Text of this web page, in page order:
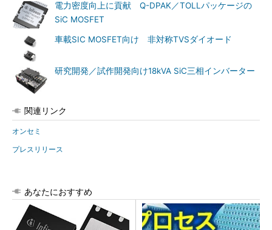
電力密度向上に貢献 Q-DPAK／TOLLパッケージの
SiC MOSFET
車載SIC MOSFET向け 非対称TVSダイオード
研究開発／試作開発向け18kVA SiC三相インバーター
関連リンク
オンセミ
プレスリリース
あなたにおすすめ